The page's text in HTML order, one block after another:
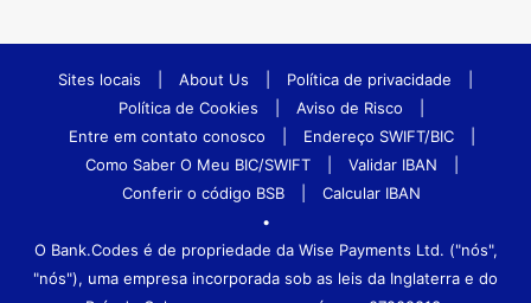
Sites locais About Us Política de privacidade
Política de Cookies
Aviso de Risco
Entre em contato conosco
Endereço SWIFT/BIC
Como Saber O Meu BIC/SWIFT
Validar IBAN
Conferir o código BSB
Calcular IBAN
•
O Bank.Codes é de propriedade da Wise Payments Ltd. ("nós",
"nós"), uma empresa incorporada sob as leis da Inglaterra e do